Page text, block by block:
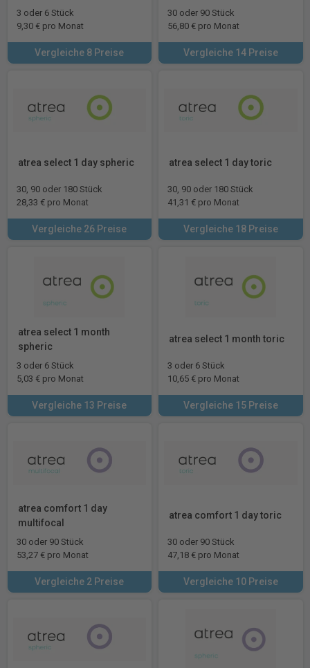
3 oder 6 Stück
9,30 € pro Monat
Vergleiche 8 Preise
30 oder 90 Stück
56,80 € pro Monat
Vergleiche 14 Preise
atrea select 1 day spheric
30, 90 oder 180 Stück
28,33 € pro Monat
Vergleiche 26 Preise
atrea select 1 day toric
30, 90 oder 180 Stück
41,31 € pro Monat
Vergleiche 18 Preise
atrea select 1 month
spheric
3 oder 6 Stück
5,03 € pro Monat
Vergleiche 13 Preise
atrea select 1 month toric
3 oder 6 Stück
10,65 € pro Monat
Vergleiche 15 Preise
atrea comfort 1 day
multifocal
30 oder 90 Stück
53,27 € pro Monat
Vergleiche 2 Preise
atrea comfort 1 day toric
30 oder 90 Stück
47,18 € pro Monat
Vergleiche 10 Preise